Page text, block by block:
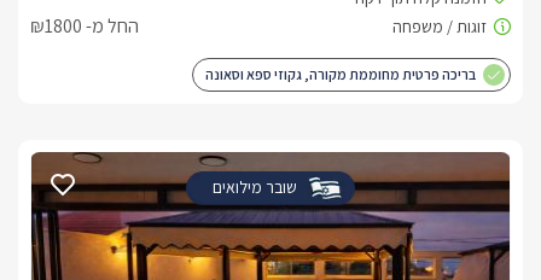
החל מ- ₪1800
בריכה פרטית מחוממת מקורה, גקוזי ספא וסאונה
שובר מילואים